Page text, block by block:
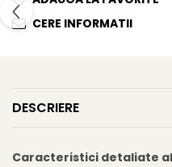
CERE INFORMATII
DESCRIERE
Caracteristici detaliate